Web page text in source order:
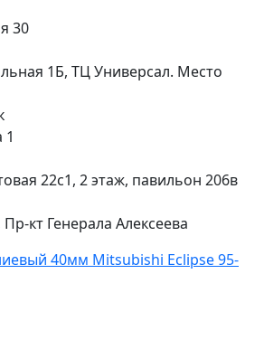
30
1Б, ТЦ Универсал. Место
1
22с1, 2 этаж, павильон 206в
Пр-кт Генерала Алексеева
40мм Mitsubishi Eclipse 95-